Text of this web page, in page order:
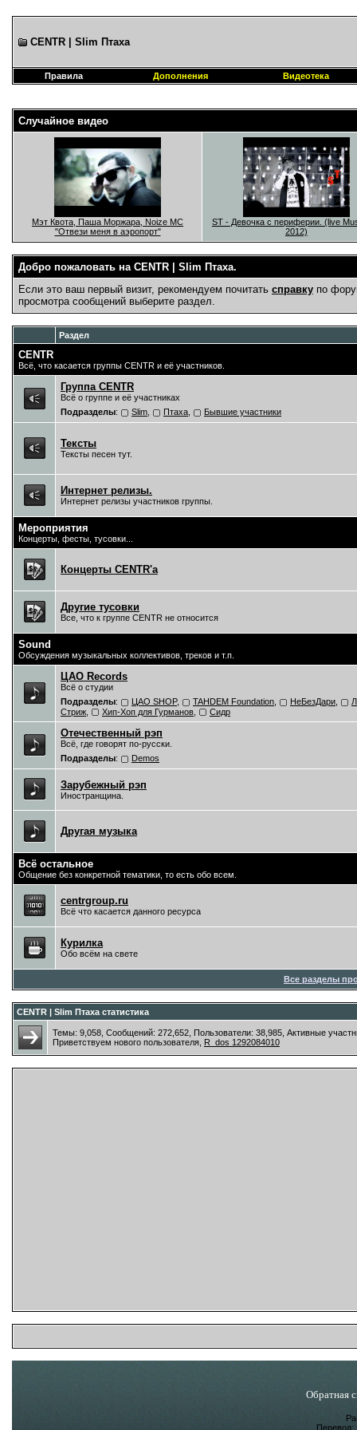
CENTR | Slim Птаха
Правила Дополнения Видеотека
Случайное видео
Мэт Квота, Паша Моржара, Noize MC
"Отвези меня в аэропорт"
ST - Девочка с периферии. (live
2012)
Добро пожаловать на CENTR | Slim Птаха.
Если это ваш первый визит, рекомендуем почитать справку по
просмотра сообщений выберите раздел.
Раздел
CENTR
Всё, что касается группы CENTR и её участников.
Группа CENTR
Всё о группе и её участниках
Подразделы: Slim Птаха Бывшие участники
Тексты
Тексты песен тут.
Интернет релизы.
Интернет релизы участников группы.
Мероприятия
Концерты, фесты, тусовки...
Концерты CENTR'a
Другие тусовки
Все, что к группе CENTR не относится
Sound
Обсуждения музыкальных коллективов, треков и т.п.
ЦAO Records
Всё о студии
Подразделы: ЦАО SHOP, TAHDEM Foundation НеБезДари
Стриж
Хип-Хоп для Гурманов Сидр
Отечественный рэп
Всё, где говорят по-русски.
Подразделы: Demos
Зарубежный рэп
Иностранщина.
Другая музыка
Всё остальное
Общение без конкретной тематики, то есть обо всем.
centrgroup.ru
Всё что касается данного ресурса
Курилка
Обо всём на свете
Все разделы
CENTR | Slim Птаха статистика
Темы: 9,058, Сообщений: 272,652, Пользователи: 38,985, Активные
Приветствуем нового пользователя, R_dos 1292084010
Обратная
Перевод: